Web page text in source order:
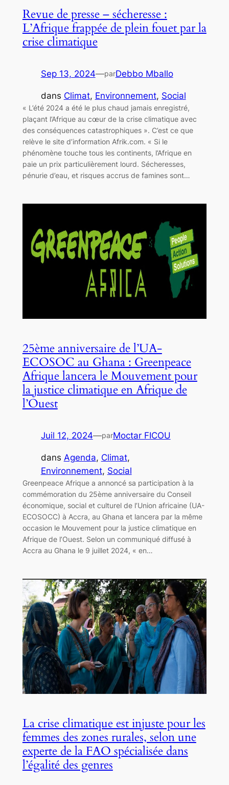
Revue de presse – sécheresse :
L’Afrique frappée de plein fouet par la
crise climatique
Sep 13, 2024—parDebbo Mballo
dans Climat, Environnement, Social
« L’été 2024 a été le plus chaud jamais enregistré,
plaçant l’Afrique au cœur de la crise climatique avec
des conséquences catastrophiques ». C’est ce que
relève le site d’information Afrik.com. « Si le
phénomène touche tous les continents, l’Afrique en
paie un prix particulièrement lourd. Sécheresses,
pénurie d’eau, et risques accrus de famines sont…
25ème anniversaire de l’UA-
ECOSOC au Ghana : Greenpeace
Afrique lancera le Mouvement pour
la justice climatique en Afrique de
l’Ouest
Juil 12, 2024—parMoctar FICOU
dans Agenda, Climat
Environnement, Social
Greenpeace Afrique a annoncé sa participation à la
commémoration du 25ème anniversaire du Conseil
économique, social et culturel de l’Union africaine (UA-
ECOSOCC) à Accra, au Ghana et lancera par la même
occasion le Mouvement pour la justice climatique en
Afrique de l’Ouest. Selon un communiqué diffusé à
Accra au Ghana le 9 juillet 2024, « en…
La crise climatique est injuste pour les
femmes des zones rurales, selon une
experte de la FAO spécialisée dans
l’égalité des genres